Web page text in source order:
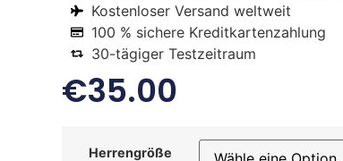
Kostenloser Versand weltweit
100 % sichere Kreditkartenzahlung
30-tägiger Testzeitraum
€35.00
Herrengröße